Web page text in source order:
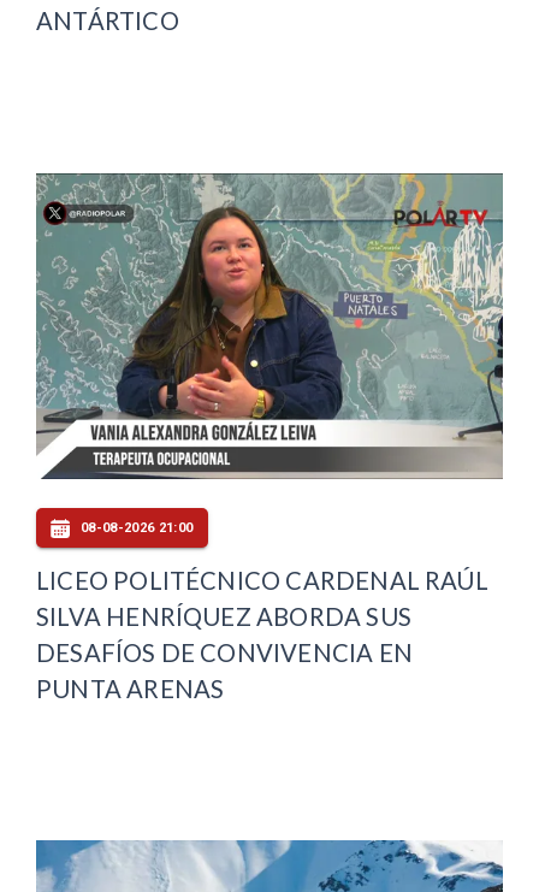
ANTÁRTICO
08-08-2026 21:00
LICEO POLITÉCNICO CARDENAL RAÚL
SILVA HENRÍQUEZ ABORDA SUS
DESAFÍOS DE CONVIVENCIA EN
PUNTA ARENAS